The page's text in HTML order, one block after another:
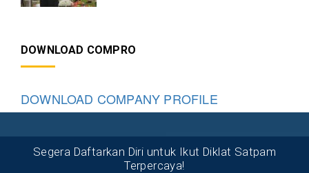
DOWNLOAD COMPRO
DOWNLOAD COMPANY PROFILE
Segera Daftarkan Diri untuk Ikut Diklat Satpam
Terpercaya!